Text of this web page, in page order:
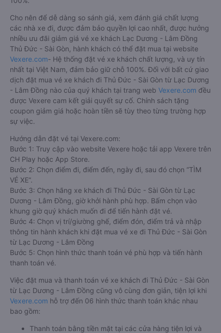
Cho nên để dễ dàng so sánh giá, xem đánh giá chất lượng
các nhà xe đi, được đảm bảo quyền lợi cao nhất, được hưởng
nhiều ưu đãi giảm giá vé xe khách Lạc Dương - Lâm Đồng
Thủ Đức - Sài Gòn, hành khách có thể đặt mua tại website
Vexere.com- Hệ thống đặt vé xe khách chất lượng, và uy tín
nhất tại Việt Nam, đảm bảo giữ chỗ 100%. Đối với bất cứ giao
dịch đặt mua vé xe khách đi Thủ Đức - Sài Gòn từ Lạc Dương
- Lâm Đồng nào của quý khách tại trang web Vexere.com đều
được Vexere cam kết giải quyết sự cố. Chính sách tặng
coupon giảm giá hoặc hoàn tiền sẽ tùy theo từng trường hợp
sự việc.
Hướng dẫn đặt vé tại Vexere.com:
Bước 1: Truy cập vào website Vexere hoặc tải app Vexere trên
CH Play hoặc App Store.
Bước 2: Chọn điểm đi, điểm đến, ngày đi, sau đó chọn “TÌM
VÉ XE”.
Bước 3: Chọn hãng xe khách đi Thủ Đức - Sài Gòn từ Lạc
Dương - Lâm Đồng, giờ khởi hành phù hợp. Bấm chọn vào
khung giờ quý khách muốn đi để tiến hành đặt vé.
Bước 4: Chọn vị trí/giường ghế, điểm đón, điểm trả và nhập
thông tin hành khách khi đặt mua vé xe đi Thủ Đức - Sài Gòn
từ Lạc Dương - Lâm Đồng
Bước 5: Chọn hình thức thanh toán vé phù hợp và tiến hành
thanh toán vé.
Việc đặt mua và thanh toán vé xe khách đi Thủ Đức - Sài Gòn
từ Lạc Dương - Lâm Đồng cũng vô cùng đơn giản, tiện lợi khi
Vexere.com hỗ trợ đến 06 hình thức thanh toán khác nhau
bao gồm:
Thanh toán bằng tiền mặt tại các cửa hàng tiện lợi và